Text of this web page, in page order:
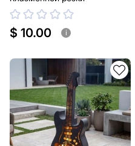
$ 10.00 i